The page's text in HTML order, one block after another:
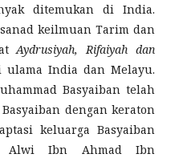
ditemukan di India.
keilmuan Tarim dan
Aydrusiyah, Rifaiyah dan
India dan Melayu.
Basyaiban telah
dengan keraton
keluarga Basyaiban
Alwi Ibn Ahmad Ibn